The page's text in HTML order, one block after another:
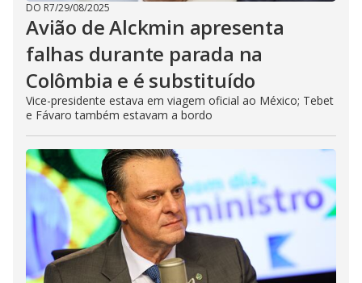
DO R7/29/08/2025
Avião de Alckmin apresenta
falhas durante parada na
Colômbia e é substituído
Vice-presidente estava em viagem oficial ao México; Tebet
e Fávaro também estavam a bordo